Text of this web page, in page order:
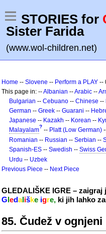
STORIES for
Sister Farida
(www.wol-children.net)
Home -- Slovene -- Perform a PLAY --
This page in: --Albanian --Arabic --
Bulgarian -- Cebuano -- Chinese --
German -- Greek -- Guarani --
Japanese -- Kazakh -- Korean --
Malayalam? -- Platt (Low German)
Romanian -- Russian -- Serbian --
Spanish-ES -- Swedish -- Swiss
Urdu -- Uzbek
Previous Piece -- Next Piece
GLEDALIŠKE IGRE –
Gledališke igre, ki jih lahko
85. Čudež v ognjeni